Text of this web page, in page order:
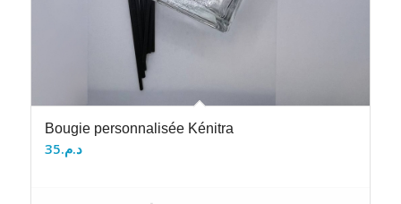
Bougie personnalisée Kénitra
د.م.35